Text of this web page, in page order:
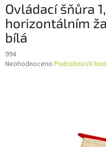
Ovládací šňůra
horizontálním
bílá
994
Průměrné
Neohodnoceno Podrobnosti